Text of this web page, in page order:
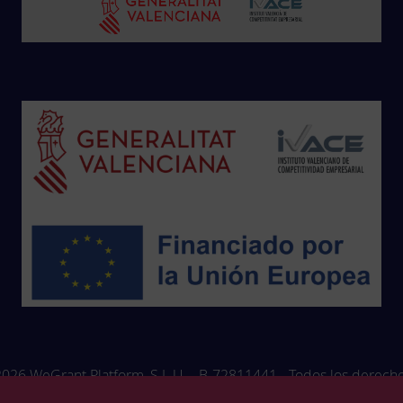
WeGrant Platform, S.L.U. - B-72811441 - Todos los